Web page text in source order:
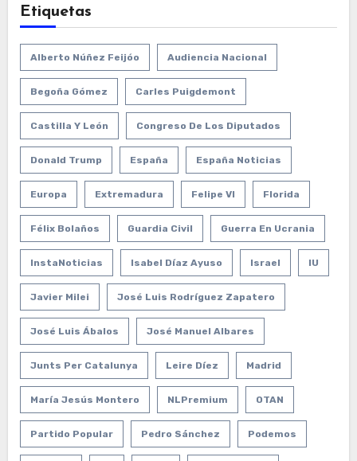
Etiquetas
Alberto Núñez Feijóo Audiencia Nacional
Begoña Gómez Carles Puigdemont
Castilla Y León Congreso De Los Diputados
Donald Trump España España Noticias
Europa Extremadura Felipe VI Florida
Félix Bolaños Guardia Civil Guerra En Ucrania
InstaNoticias Isabel Díaz Ayuso Israel IU
Javier Milei José Luis Rodríguez Zapatero
José Luis Ábalos José Manuel Albares
Junts Per Catalunya Leire Díez Madrid
María Jesús Montero NLPremium OTAN
Partido Popular Pedro Sánchez Podemos